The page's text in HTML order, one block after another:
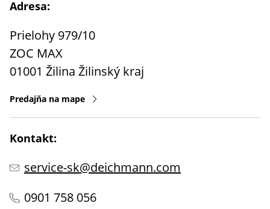
Adresa:
Prielohy 979/10
ZOC MAX
01001 Žilina Žilinský kraj
Predajňa na mape
Kontakt:
service-sk@deichmann.com
0901 758 056